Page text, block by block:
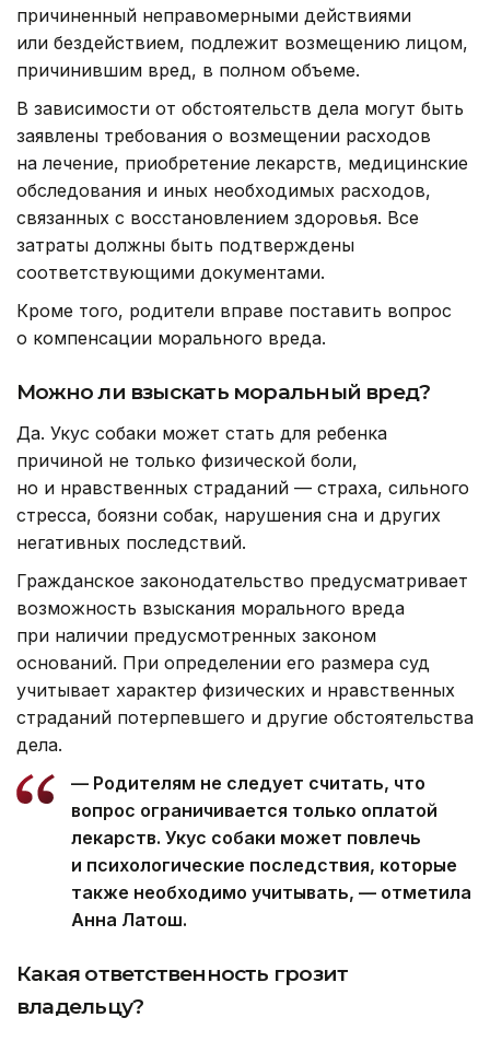
причиненный неправомерными действиями
или бездействием, подлежит возмещению лицом,
причинившим вред, в полном объеме.
В зависимости от обстоятельств дела могут быть
заявлены требования о возмещении расходов
на лечение, приобретение лекарств, медицинские
обследования и иных необходимых расходов,
связанных с восстановлением здоровья. Все
затраты должны быть подтверждены
соответствующими документами.
Кроме того, родители вправе поставить вопрос
о компенсации морального вреда.
Можно ли взыскать моральный вред?
Да. Укус собаки может стать для ребенка
причиной не только физической боли,
но и нравственных страданий — страха, сильного
стресса, боязни собак, нарушения сна и других
негативных последствий.
Гражданское законодательство предусматривает
возможность взыскания морального вреда
при наличии предусмотренных законом
оснований. При определении его размера суд
учитывает характер физических и нравственных
страданий потерпевшего и другие обстоятельства
дела.
— Родителям не следует считать, что
вопрос ограничивается только оплатой
лекарств. Укус собаки может повлечь
и психологические последствия, которые
также необходимо учитывать, — отметила
Анна Латош.
Какая ответственность грозит
владельцу?